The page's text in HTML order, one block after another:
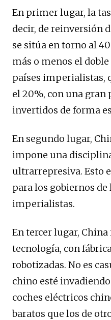
En primer lugar, la
decir, de reinversión
se sitúa en torno al
más o menos el
países imperialistas,
el 20%, con una gran
invertidos de forma
En segundo lugar,
impone una
ultrarrepresiva. Esto
para los gobiernos de
imperialistas.
En tercer lugar,
tecnología, con
robotizadas. No es
chino esté
coches eléctricos
baratos que los de